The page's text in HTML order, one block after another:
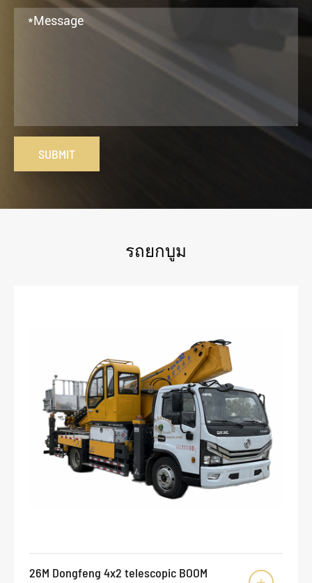
SUBMIT
รถยกบูม
26M Dongfeng 4x2 telescopic BOOM